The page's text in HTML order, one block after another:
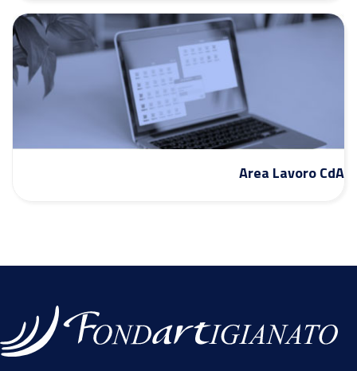
Area Lavoro CdA